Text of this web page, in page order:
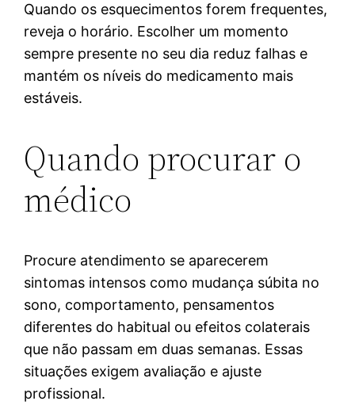
Quando os esquecimentos forem frequentes,
reveja o horário. Escolher um momento
sempre presente no seu dia reduz falhas e
mantém os níveis do medicamento mais
estáveis.
Quando procurar o
médico
Procure atendimento se aparecerem
sintomas intensos como mudança súbita no
sono, comportamento, pensamentos
diferentes do habitual ou efeitos colaterais
que não passam em duas semanas. Essas
situações exigem avaliação e ajuste
profissional.